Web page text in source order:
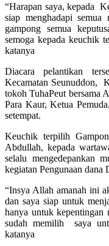
“Harapan saya, kepada
siap menghadapi semua
gampong semua
semoga kepada keuchik
katanya
Diacara pelantikan
Kecamatan Seunuddon,
tokoh TuhaPeut bersama
Para Kaur, Ketua
setempat.
Keuchik terpilih
Abdullah, kepada
selalu mengedepankan
kegiatan Pengunaan dana
“Insya Allah amanah ini
dan saya siap untuk
hanya untuk kepentingan
sudah memilih saya
katanya